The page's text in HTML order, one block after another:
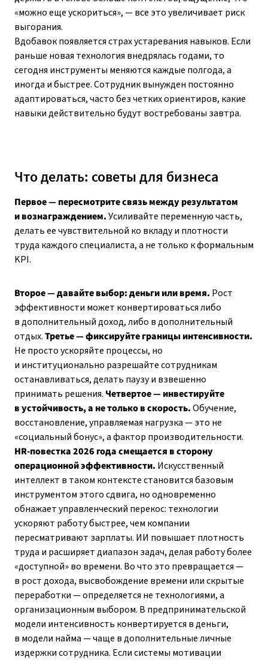
«можно еще ускориться», — все это увеличивает риск
выгорания.
Вдобавок появляется страх устаревания навыков. Если
раньше новая технология внедрялась годами, то
сегодня инструменты меняются каждые полгода, а
иногда и быстрее. Сотрудник вынужден постоянно
адаптироваться, часто без четких ориентиров, какие
навыки действительно будут востребованы завтра.
Что делать: советы для бизнеса
Первое — пересмотрите связь между результатом
и вознаграждением.Усиливайте переменную часть,
делать ее чувствительной ко вкладу и плотности
труда каждого специалиста, а не только к формальным
KPI.
Второе — давайте выбор: деньги или время. Рост
эффективности может конвертироваться либо
в дополнительный доход, либо в дополнительный
отдых.Третье — фиксируйте границы интенсивности.
Не просто ускоряйте процессы, но
и институционально разрешайте сотрудникам
останавливаться, делать паузу и взвешенно
принимать решения. Четвертое — инвестируйте
в устойчивость, а не только в скорость.Обучение,
восстановление, управляемая нагрузка — это не
«социальный бонус», а фактор производительности.
HR-повестка 2026 года смещается в сторону
операционной эффективности. Искусственный
интеллект в таком контексте становится базовым
инструментом этого сдвига, но одновременно
обнажает управленческий перекос: технологии
ускоряют работу быстрее, чем компании
пересматривают зарплаты. ИИ повышает плотность
труда и расширяет диапазон задач, делая работу более
«доступной» во времени. Во что это превращается —
в рост дохода, высвобождение времени или скрытые
переработки — определяется не технологиями, а
организационным выбором. В предпринимательской
модели интенсивность конвертируется в деньги,
в модели найма — чаще в дополнительные личные
издержки сотрудника. Если системы мотивации